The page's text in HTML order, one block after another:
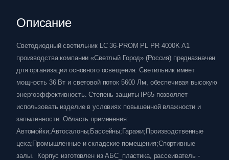
Описание
Светодиодный светильник LC 36-PROM PL PR 4000K A1
производства компании «Светлый Город» (Россия) предназначен
для организации основного освещения. Светильник имеет
мощность 36 Вт и световой поток 5600 Лм, обеспечивая высокую
энергоэффективность. Степень защиты IP65 позволяет
использовать изделие в условиях повышенной влажности и
запыленности. Область применения:
Автомойки;Автосалоны;Бассейны;Гаражи;Производственные
цеха;Промышленные и складские помещения;Спортивные
залы. Корпус изготовлен из АБС_пластика, рассеиватель -